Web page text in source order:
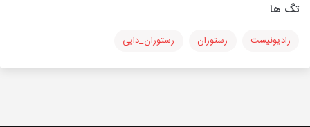
تگ ها
رادیونیست رستوران رستوران_دایی